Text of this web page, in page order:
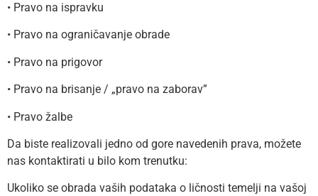
• Pravo na ispravku
• Pravo na ograničavanje obrade
• Pravo na prigovor
• Pravo na brisanje / „pravo na zaborav”
• Pravo žalbe
Da biste realizovali jedno od gore navedenih prava, možete
nas kontaktirati u bilo kom trenutku:
Ukoliko se obrada vaših podataka o ličnosti temelji na vašoj